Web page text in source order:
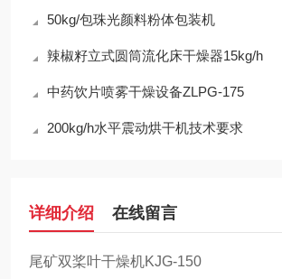
50kg/包珠光颜料粉体包装机
辣椒籽立式圆筒流化床干燥器15kg/h
中药饮片喷雾干燥设备ZLPG-175
200kg/h水平震动烘干机技术要求
详细介绍 在线留言
尾矿双桨叶干燥机KJG-150